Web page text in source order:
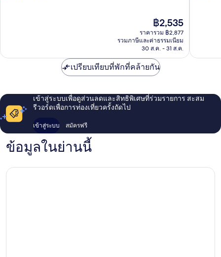
ราคา
ปัจจุบัน
คือ
฿2,535
฿2,535
ราคารวม ฿2,877
รวมภาษีและค่าธรรมเนียม
30 ส.ค. - 31 ส.ค.
ร์เด้นส์
ค
เปรียบเทียบที่พักที่คล้ายกัน
เข้าสู่ระบบเพื่อดูส่วนลดและสิทธิพิเศษที่ร่วมรายการ สะสม
รีวอร์ดเพื่อการท่องเที่ยวครั้งถัดไป
เข้าสู่ระบบ สมัครฟรี
ข้อมูลในย่านนี้